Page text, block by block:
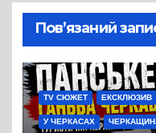
Пов’язаний
TV СЮЖЕТ ЕКСКЛЮЗИВ
У ЧЕРКАСАХ